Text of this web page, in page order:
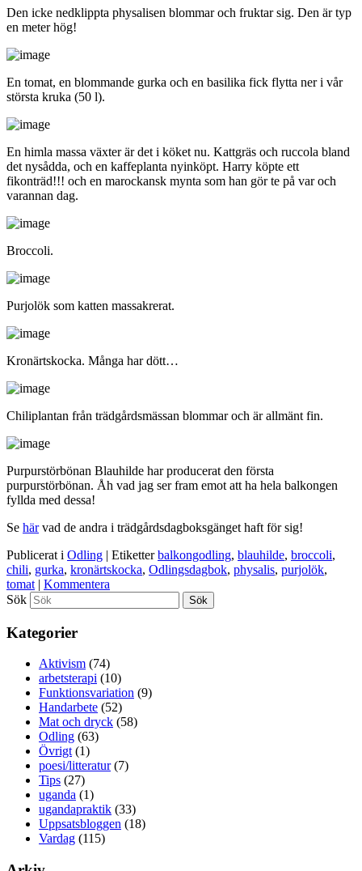
Den icke nedklippta physalisen blommar och fruktar sig. Den är typ
en meter hög!
En tomat, en blommande gurka och en basilika fick flytta ner i vår
största kruka (50 l).
En himla massa växter är det i köket nu. Kattgräs och ruccola bland
det nysådda, och en kaffeplanta nyinköpt. Harry köpte ett
fikonträd!!! och en marockansk mynta som han gör te på var och
varannan dag.
Broccoli.
Purjolök som katten massakrerat.
Kronärtskocka. Många har dött…
Chiliplantan från trädgårdsmässan blommar och är allmänt fin.
Purpurstörbönan Blauhilde har producerat den första
purpurstörbönan. Åh vad jag ser fram emot att ha hela balkongen
fyllda med dessa!
Se härvad de andra i trädgårdsdagboksgänget haft för sig!
Publicerat i Odling | Etiketter balkongodling, blauhilde, broccoli,
chili, gurka, kronärtskocka, Odlingsdagbok, physalis, purjolök,
tomat | Kommentera
Sök
Kategorier
Aktivism (74)
arbetsterapi (10)
Funktionsvariation (9)
Handarbete (52)
Mat och dryck (58)
Odling (63)
Övrigt (1)
poesi/litteratur(7)
Tips (27)
uganda (1)
ugandapraktik (33)
Uppsatsbloggen (18)
Vardag (115)